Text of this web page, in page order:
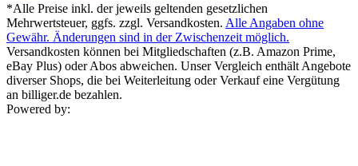
*Alle Preise inkl. der jeweils geltenden gesetzlichen
Mehrwertsteuer, ggfs. zzgl. Versandkosten. Alle Angaben ohne
Gewähr. Änderungen sind in der Zwischenzeit möglich.
Versandkosten können bei Mitgliedschaften (z.B. Amazon Prime,
eBay Plus) oder Abos abweichen. Unser Vergleich enthält Angebote
diverser Shops, die bei Weiterleitung oder Verkauf eine Vergütung
an billiger.de bezahlen.
Powered by: